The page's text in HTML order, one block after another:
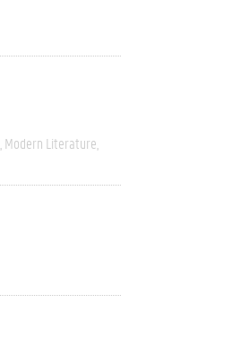
Modern Literature